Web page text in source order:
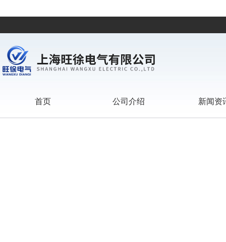
首页 公司介绍 新闻资